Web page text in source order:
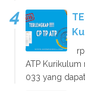
ATP Kurikulum
033 yang